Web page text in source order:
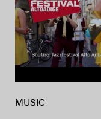
MUSIC